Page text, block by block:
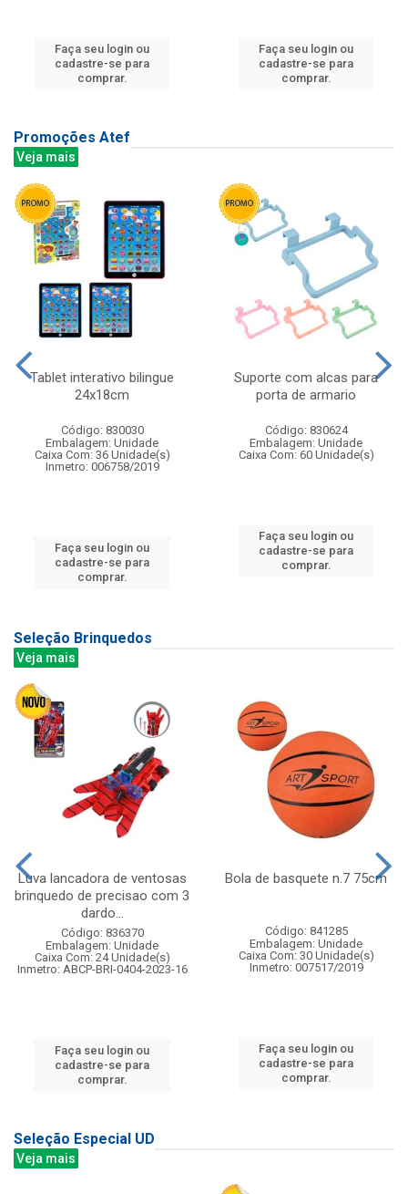
Faça seu login ou
cadastre-se para
comprar.
Faça seu login ou
cadastre-se para
comprar.
Promoções Atef
Veja mais
Tablet interativo bilingue
24x18cm
Código: 830030
Embalagem: Unidade
Caixa Com: 36 Unidade(s)
Inmetro: 006758/2019
Faça seu login ou
cadastre-se para
comprar.
Suporte com alcas para
porta de armario
Código: 830624
Embalagem: Unidade
Caixa Com: 60 Unidade(s)
Faça seu login ou
cadastre-se para
comprar.
Seleção Brinquedos
Veja mais
Luva lancadora de ventosas
brinquedo de precisao com 3
dardo...
Código: 836370
Embalagem: Unidade
Caixa Com: 24 Unidade(s)
Inmetro: ABCP-BRI-0404-2023-16
Faça seu login ou
cadastre-se para
comprar.
Bola de basquete n.7 75cm
Código: 841285
Embalagem: Unidade
Caixa Com: 30 Unidade(s)
Inmetro: 007517/2019
Faça seu login ou
cadastre-se para
comprar.
Seleção Especial UD
Veja mais